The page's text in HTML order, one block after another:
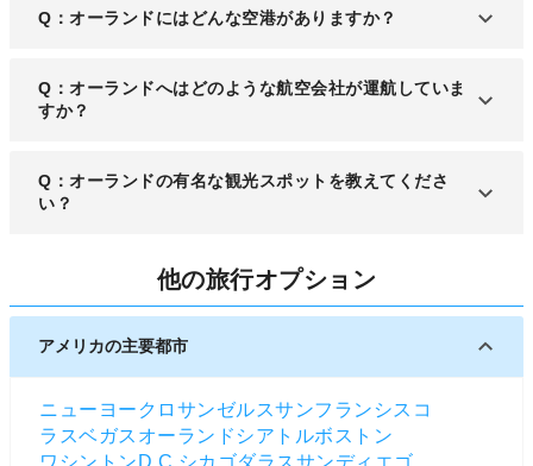
A：日本からオーランドへの直行便はありません。
Q：オーランドにはどんな空港がありますか？
A：オーランド国際空港があります。
Q：オーランドへはどのような航空会社が運航していま
すか？
A：サウスウエスト航空、スピリット航空、フロン
ティア航空など主に米国内の航空会社が運航してい
Q：オーランドの有名な観光スポットを教えてくださ
い？
A：オーランドは「ウォルト ディズニー ワールド」
や「ユニバーサルオーランド」など、日本でも人気
な有名テーマパークがあることで知られています。
他の旅行オプション
アメリカの主要都市
ニューヨーク ロサンゼルスサンフランシスコ
ラスベガス オーランド シアトルボストン